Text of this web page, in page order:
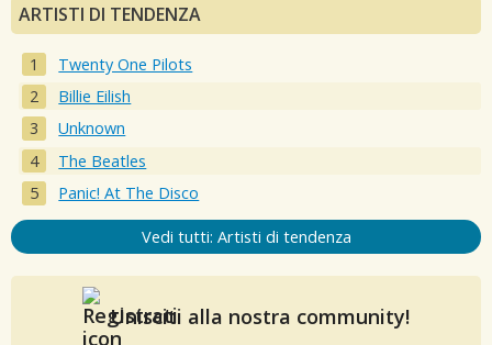
ARTISTI DI TENDENZA
Twenty One Pilots
Billie Eilish
Unknown
The Beatles
Panic! At The Disco
Vedi tutti: Artisti di tendenza
Unisciti alla nostra community!